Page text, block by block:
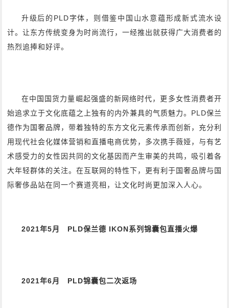
升级后的PLD字体，则借鉴中国山水意蕴形成新式流水设
计。让东方传统变身为时尚流行，一经推出就获得广大消费者的
热烈追捧和好评。
在中国国货力量崛起强盛的新网络时代，更多女性消费者开
始追求立于文化底蕴之上独有的内外兼具的气质魅力。PLD保兰
德作为国奢品牌，带着独特的东方文化元素传承而创新，充分利
用现代社会化媒体营销和直播电商优势，多次携手薇娅，与有艺
术感受力的女性因共同的文化基因而产生审美的共鸣，吸引着各
大年轻群体的关注。在互联网的特性下，更有利于国奢品牌与国
际奢侈品站在同一个赛道亮相，让文化时尚更加深入人心。
2021年5月 PLD保兰德 IKON系列锦囊包直播火爆
2021年6月 PLD锦囊包二次返场